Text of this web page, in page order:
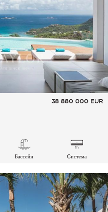
38 880 000 EUR
Бассейн
Cистема
воздуха